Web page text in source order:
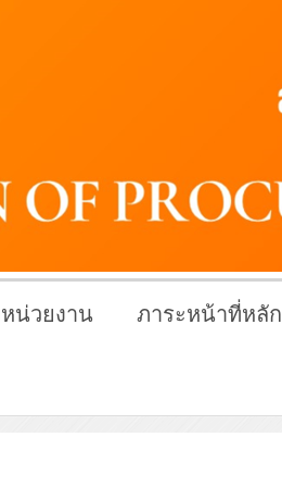
น่วยงาน ภาระหน้าที่หลัก